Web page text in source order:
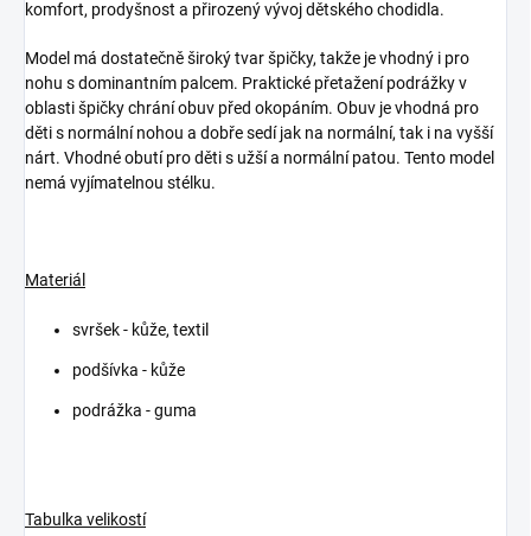
komfort, prodyšnost a přirozený vývoj dětského chodidla.
Model má dostatečně široký tvar špičky, takže je vhodný i pro
nohu s dominantním palcem. Praktické přetažení podrážky v
oblasti špičky chrání obuv před okopáním. Obuv je vhodná pro
děti s normální nohou a dobře sedí jak na normální, tak i na vyšší
nárt. Vhodné obutí pro děti s užší a normální patou. Tento model
nemá vyjímatelnou stélku.
Materiál
svršek - kůže, textil
podšívka - kůže
podrážka - guma
Tabulka velikostí